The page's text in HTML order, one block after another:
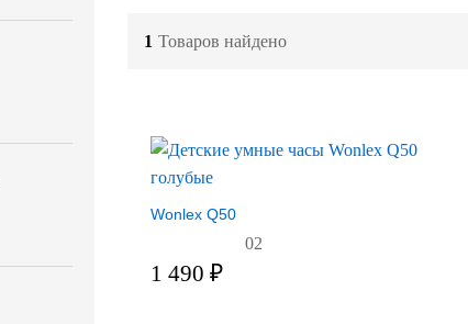
1 Товаров найдено
Wonlex Q50
02
1 490 ₽